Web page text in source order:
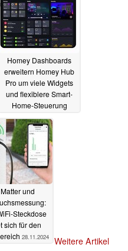
Homey Dashboards
erweitern Homey Hub
Pro um viele Widgets
und flexiblere Smart-
Home-Steuerung
04.12.2024
und
Steckdose
sich für den
28.11.2024
Weitere Artikel